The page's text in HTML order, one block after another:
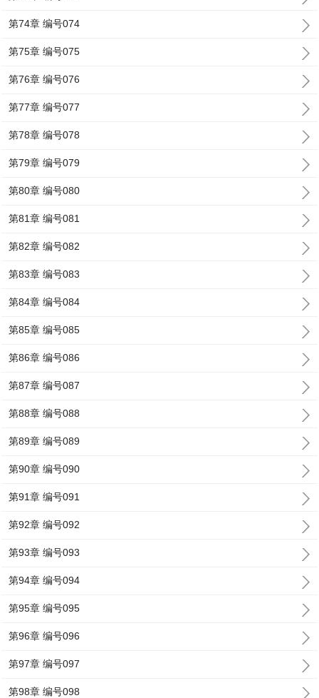
第74章 编号074
第75章 编号075
第76章 编号076
第77章 编号077
第78章 编号078
第79章 编号079
第80章 编号080
第81章 编号081
第82章 编号082
第83章 编号083
第84章 编号084
第85章 编号085
第86章 编号086
第87章 编号087
第88章 编号088
第89章 编号089
第90章 编号090
第91章 编号091
第92章 编号092
第93章 编号093
第94章 编号094
第95章 编号095
第96章 编号096
第97章 编号097
第98章 编号098